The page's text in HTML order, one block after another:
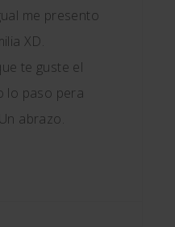
me presento
XD.
te guste el
lo paso pera
abrazo.